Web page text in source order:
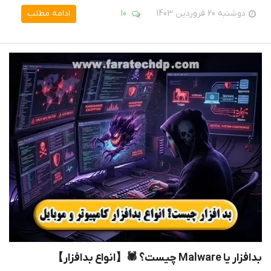
دوشنبه 20 فروردین 1403 10 ادامه مطلب
بدافزار یا Malware چیست؟ 🕷【انواع بدافزار】